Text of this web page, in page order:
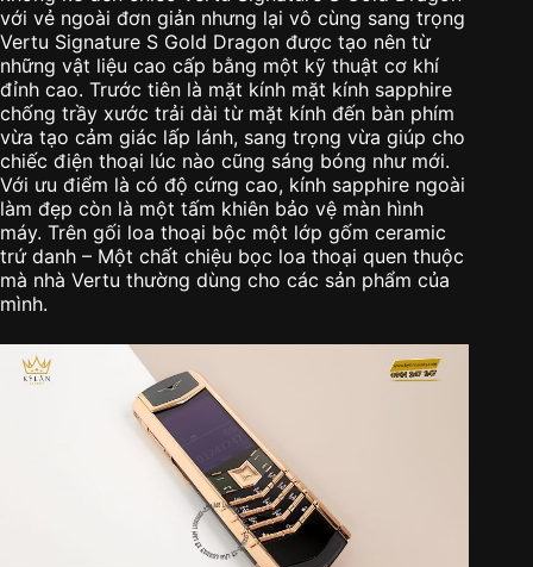
với vẻ ngoài đơn giản nhưng lại vô cùng sang trọng
Vertu Signature S Gold Dragon được tạo nên từ
những vật liệu cao cấp bằng một kỹ thuật cơ khí
đỉnh cao. Trước tiên là mặt kính mặt kính sapphire
chống trầy xước trải dài từ mặt kính đến bàn phím
vừa tạo cảm giác lấp lánh, sang trọng vừa giúp cho
chiếc điện thoại lúc nào cũng sáng bóng như mới.
Với ưu điểm là có độ cứng cao, kính sapphire ngoài
làm đẹp còn là một tấm khiên bảo vệ màn hình
máy. Trên gối loa thoại bộc một lớp gốm ceramic
trứ danh – Một chất chiệu bọc loa thoại quen thuộc
mà nhà Vertu thường dùng cho các sản phẩm của
mình.